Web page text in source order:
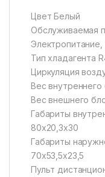
Цвет Белый
Обслуживаемая
Тип хладагента
Циркуляция
Вес внутреннего
Вес внешнего
Габариты
80х20,3х30
Габариты
70х53,5х23,5
Пульт